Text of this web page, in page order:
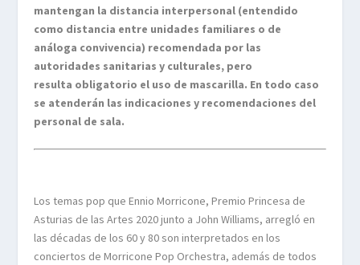
mantengan la distancia interpersonal (entendido
como distancia entre unidades familiares o de
análoga convivencia) recomendada por las
autoridades sanitarias y culturales, pero
resulta obligatorio el uso de mascarilla. En todo caso
se atenderán las indicaciones y recomendaciones del
personal de sala.
Los temas pop que Ennio Morricone, Premio Princesa de
Asturias de las Artes 2020 junto a John Williams, arregló en
las décadas de los 60 y 80 son interpretados en los
conciertos de Morricone Pop Orchestra, además de todos